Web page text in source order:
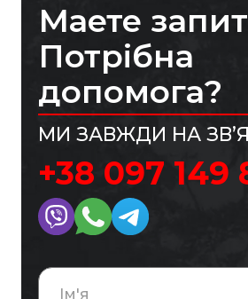
Маете
Потрібна
допомога?
МИ ЗАВЖДИ НА
+38 097 149